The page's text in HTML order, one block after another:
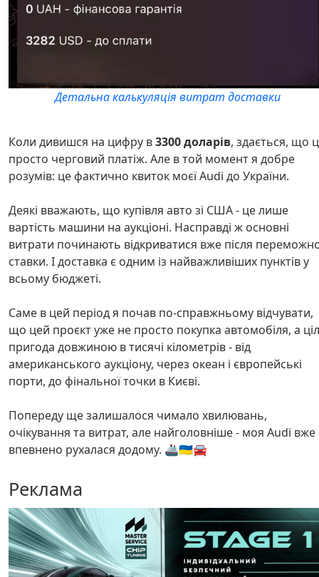
Детальна калькуляція витрат доставки
Коли дивишся на цифру в3300 доларів, здається, що
просто черговий платіж. Але в той момент я добре
розумів: це фактично квиток моєї Audi до України.
Деякі вважають, що купівля авто зі США - це лише
вартість машини на аукціоні. Насправді ж основні
витрати починають відкриватися вже після
ставки. І доставка є одним із найважливіших пунктів у
всьому бюджеті.
Саме в цей період я почав по-справжньому відчувати,
що цей проєкт уже не просто покупка автомобіля, а
пригода довжиною в тисячі кілометрів - від
американського аукціону, через океан і європейські
порти, до фінальної точки в Києві.
Попереду ще залишалося чимало хвилювань,
очікування та витрат, але найголовніше - моя Audi вже
впевнено рухалася додому. 🚢🇺🇦🚘
Реклама